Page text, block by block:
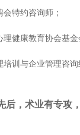
特约咨询师；
理健康教育协会基
培训与企业管理咨
后，术业有专攻